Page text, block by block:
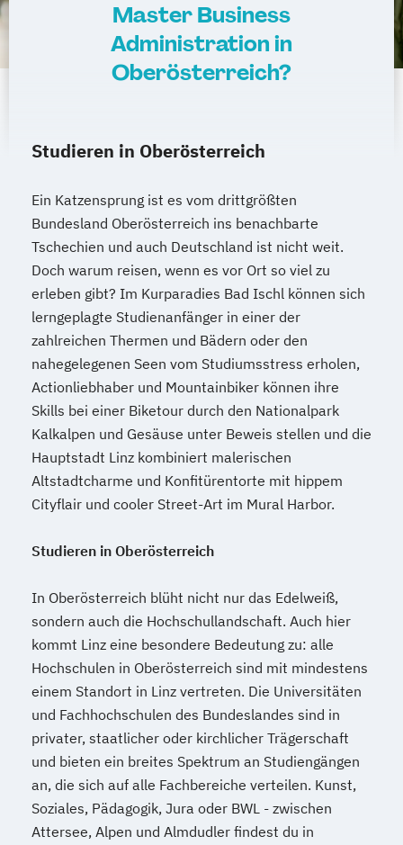
Master Business
Administration in
Oberösterreich?
Studieren in Oberösterreich
Ein Katzensprung ist es vom drittgrößten
Bundesland Oberösterreich ins benachbarte
Tschechien und auch Deutschland ist nicht weit.
Doch warum reisen, wenn es vor Ort so viel zu
erleben gibt? Im Kurparadies Bad Ischl können sich
lerngeplagte Studienanfänger in einer der
zahlreichen Thermen und Bädern oder den
nahegelegenen Seen vom Studiumsstress erholen,
Actionliebhaber und Mountainbiker können ihre
Skills bei einer Biketour durch den Nationalpark
Kalkalpen und Gesäuse unter Beweis stellen und die
Hauptstadt Linz kombiniert malerischen
Altstadtcharme und Konfitürentorte mit hippem
Cityflair und cooler Street-Art im Mural Harbor.
Studieren in Oberösterreich
In Oberösterreich blüht nicht nur das Edelweiß,
sondern auch die Hochschullandschaft. Auch hier
kommt Linz eine besondere Bedeutung zu: alle
Hochschulen in Oberösterreich sind mit mindestens
einem Standort in Linz vertreten. Die Universitäten
und Fachhochschulen des Bundeslandes sind in
privater, staatlicher oder kirchlicher Trägerschaft
und bieten ein breites Spektrum an Studiengängen
an, die sich auf alle Fachbereiche verteilen. Kunst,
Soziales, Pädagogik, Jura oder BWL - zwischen
Attersee, Alpen und Almdudler findest du in